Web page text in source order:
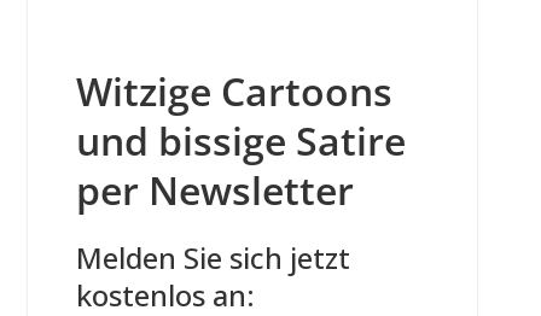
Witzige Cartoons
und bissige Satire
per Newsletter
Melden Sie sich jetzt
kostenlos an: